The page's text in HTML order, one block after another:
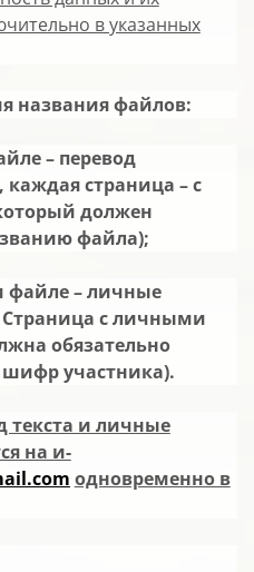
в указанных
названия файлов:
– перевод
каждая страница – с
должен
файла);
файле – личные
с личными
обязательно
участника).
текста и личные
на и-
одновременно в